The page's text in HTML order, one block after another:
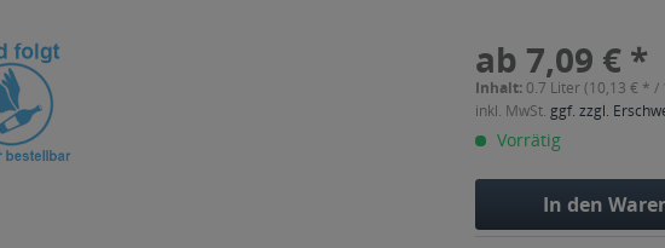
ab 7,09 € *
Inhalt: 0.7 Liter (10,13 € * /
inkl. MwSt. ggf. zzgl.
Vorrätig
In den